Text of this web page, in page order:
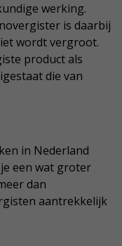
werking.
is daarbij
wordt vergroot.
product als
die van
in Nederland
een wat groter
dan
aantrekkelijk